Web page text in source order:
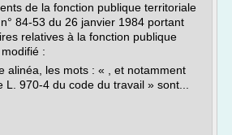
de la fonction publique territoriale
84-53 du 26 janvier 1984 portant
relatives à la fonction publique
:
alinéa, les mots : « , et notamment
L. 970-4 du code du travail » sont...